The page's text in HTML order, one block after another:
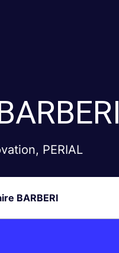
PERIAL
BARBERI